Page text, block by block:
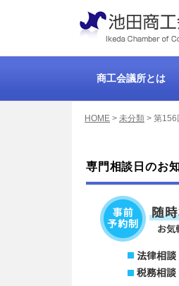
商工会議所とは
HOME > 未分類 > 第
専門相談日のお